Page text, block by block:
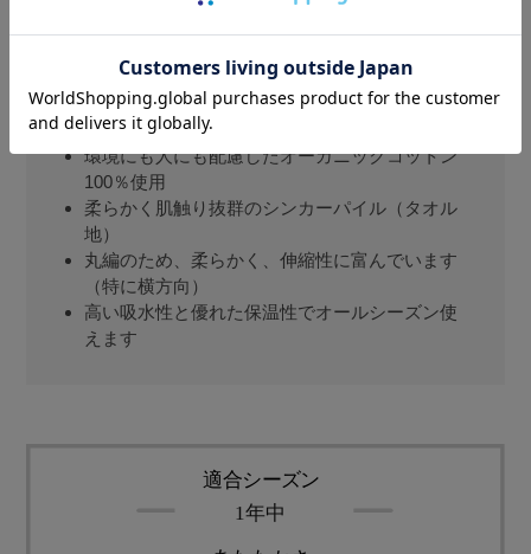
環境にも人にも配慮したオーガニックコットン
100％使用
柔らかく肌触り抜群のシンカーパイル（タオル
地）
丸編のため、柔らかく、伸縮性に富んでいます
（特に横方向）
高い吸水性と優れた保温性でオールシーズン使
えます